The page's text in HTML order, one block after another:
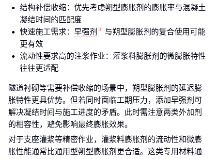
结构补偿收缩：优先考虑朔型膨胀剂的膨胀率与混凝土
凝结时间的匹配度
快速施工需求： 早强剂
与朔型膨胀剂的复合使用可能
更有效
流动性要求高的注浆作业：灌浆料膨胀剂的微膨胀特性
往往更适配
隧道衬砌等需要补偿收缩的场景中，朔型膨胀剂的延迟膨
胀特性更具优势。但若同时面临工期压力，添加早强剂可
解决凝结时间与施工进度的矛盾。此时需注意两类外加剂
的相容性，避免影响最终膨胀效果。
对于支座灌浆等精密作业，灌浆料膨胀剂的流动性和微膨
胀性能通常比通用型朔型膨胀剂更合适。这类专用材料通